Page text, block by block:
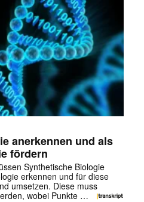
anerkennen und als
fördern
Synthetische Biologie
erkennen und für diese
umsetzen. Diese muss
wobei Punkte …